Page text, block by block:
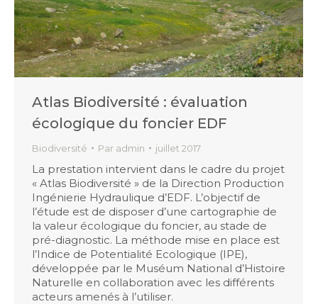
Atlas Biodiversité : évaluation
écologique du foncier EDF
Biodiversité Par admin juillet 2017
La prestation intervient dans le cadre du projet
« Atlas Biodiversité » de la Direction Production
Ingénierie Hydraulique d’EDF. L’objectif de
l’étude est de disposer d’une cartographie de
la valeur écologique du foncier, au stade de
pré-diagnostic. La méthode mise en place est
l’Indice de Potentialité Ecologique (IPE),
développée par le Muséum National d’Histoire
Naturelle en collaboration avec les différents
acteurs amenés à l’utiliser.